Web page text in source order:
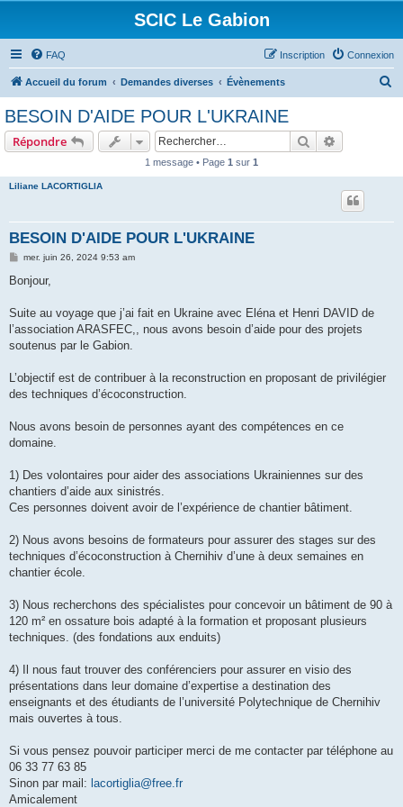
SCIC Le Gabion
FAQ Connexion
Inscription
Accueil du forum Demandes diverses Évènements
BESOIN D'AIDE POUR L'UKRAINE
Répondre Rechercher
1 message • Page 1 sur 1
Liliane LACORTIGLIA
BESOIN D'AIDE POUR L'UKRAINE
M
s
g
mer. juin 26, 2024 9:53 am
Bonjour,
Suite au voyage que j’ai fait en Ukraine avec Eléna et Henri DAVID de
l’association ARASFEC,, nous avons besoin d’aide pour des projets
soutenus par le Gabion.
L’objectif est de contribuer à la reconstruction en proposant de privilégier
des techniques d’écoconstruction.
Nous avons besoin de personnes ayant des compétences en ce
domaine.
1) Des volontaires pour aider des associations Ukrainiennes sur des
chantiers d’aide aux sinistrés.
Ces personnes doivent avoir de l’expérience de chantier bâtiment.
2) Nous avons besoins de formateurs pour assurer des stages sur des
techniques d’écoconstruction à Chernihiv d’une à deux semaines en
chantier école.
3) Nous recherchons des spécialistes pour concevoir un bâtiment de 90 à
120 m² en ossature bois adapté à la formation et proposant plusieurs
techniques. (des fondations aux enduits)
4) Il nous faut trouver des conférenciers pour assurer en visio des
présentations dans leur domaine d’expertise a destination des
enseignants et des étudiants de l’université Polytechnique de Chernihiv
mais ouvertes à tous.
Si vous pensez pouvoir participer merci de me contacter par téléphone au
06 33 77 63 85
Sinon par mail: lacortiglia@free.fr
Amicalement